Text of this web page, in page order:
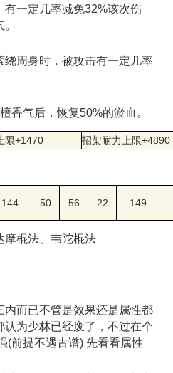
一定几率减免32%该次伤
周身时，被攻击有一定几率
气后，恢复50%的淤血。
限+1470 招架耐力上限+4890
144 50 56 22 149
棍法、韦陀棍法
而已不管是效果还是属性都
为少林已经废了，不过在个
(前提不遇古谱) 先看看属性